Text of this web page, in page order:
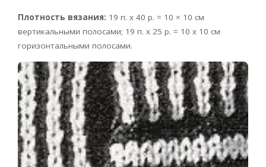
Плотность вязания: 19 п. х 40 р. = 10 × 10 см
вертикальными полосами; 19 п. х 25 р. = 10 x 10 см
горизонтальными полосами.